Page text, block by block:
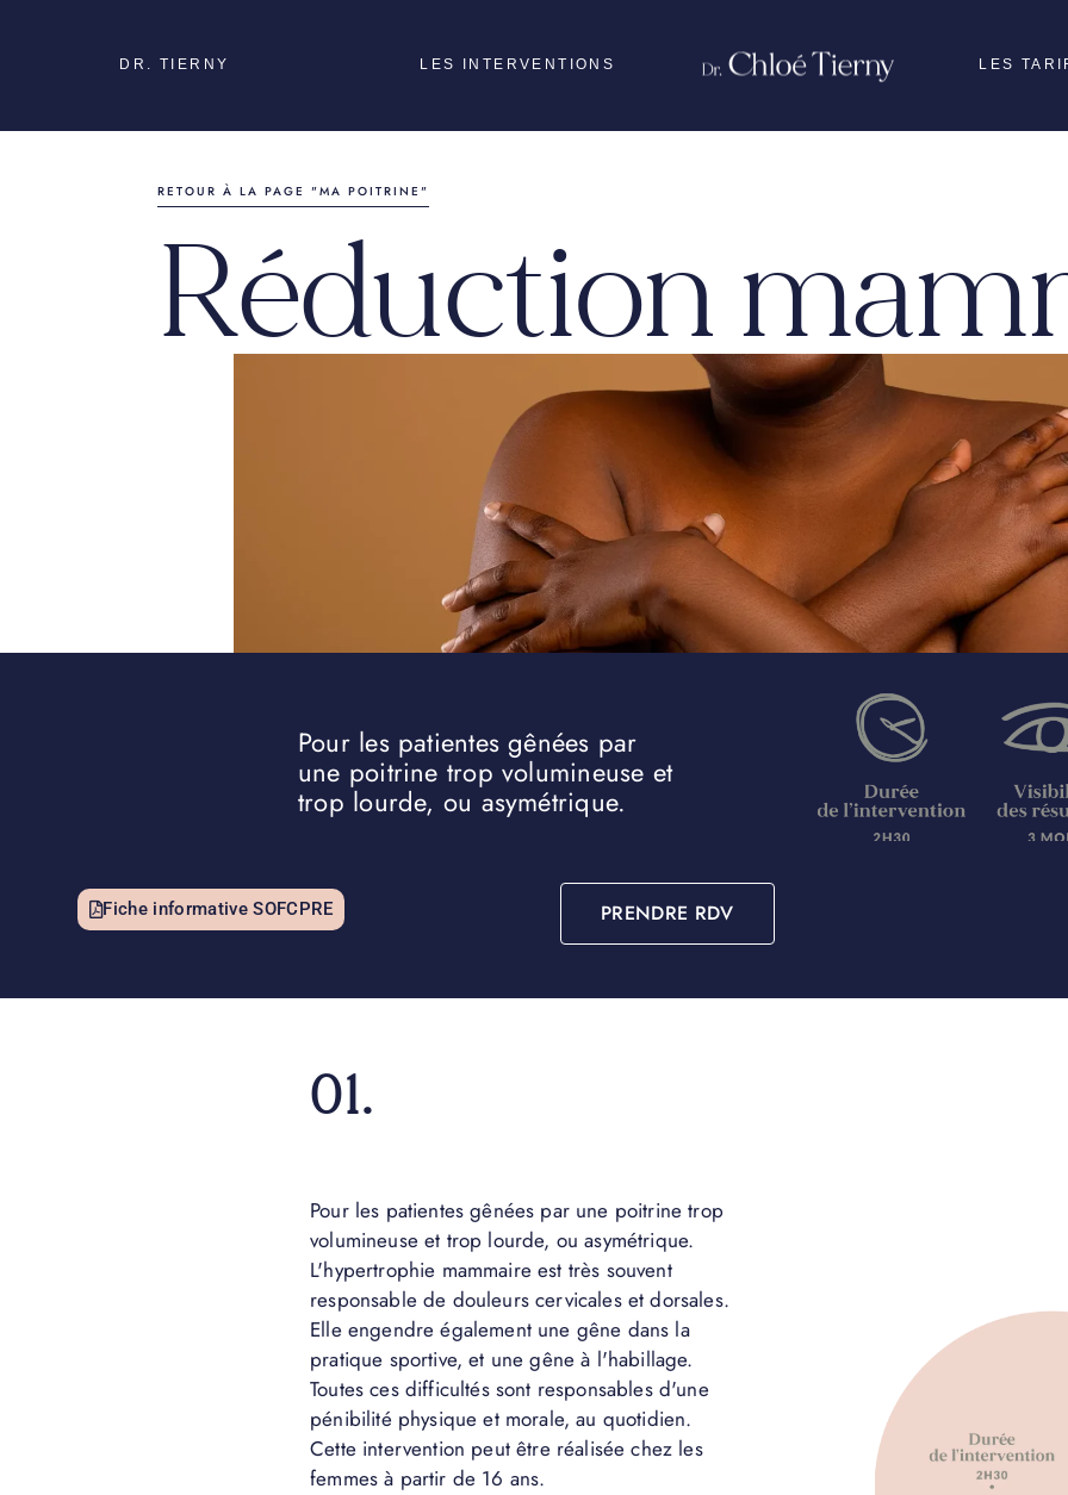
DR. TIERNY LES INTERVENTIONS
Mon visage
Ma poitrine
Ma silhouette
Mon corps post-partum
Chirurgie
Chirurgie de l’homme
LES
Ma silhouette
Mon corps post-
Chirurgie
reconstructrice
Chirurgie de
RETOUR À LA PAGE "MA POITRINE"
Réduction
Pour les patientes gênées par
une poitrine trop volumineuse et
trop lourde, ou asymétrique.
Fiche informative SOFCPRE PRENDRE RDV
01.
Pour les patientes gênées par une poitrine trop
volumineuse et trop lourde, ou asymétrique.
L'hypertrophie mammaire est très souvent
responsable de douleurs cervicales et dorsales.
Elle engendre également une gêne dans la
pratique sportive, et une gêne à l'habillage.
Toutes ces difficultés sont responsables d'une
pénibilité physique et morale, au quotidien.
Cette intervention peut être réalisée chez les
femmes à partir de 16 ans.